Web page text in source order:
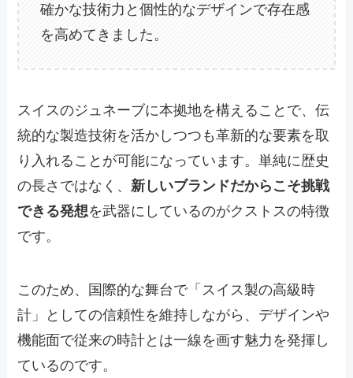
確かな技術力と個性的なデザインで存在感
を高めてきました。
スイスのジュネーブに本拠地を構えることで、伝
統的な製造技術を活かしつつも革新的な要素を取
り入れることが可能になっています。単純に歴史
の長さではなく、新しいブランドだからこそ挑戦
できる発想を武器にしているのがクストスの特徴
です。
このため、国際的な舞台で「スイス製の高級時
計」としての信頼性を維持しながら、デザインや
機能面で従来の時計とは一線を画す魅力を発揮し
ているのです。